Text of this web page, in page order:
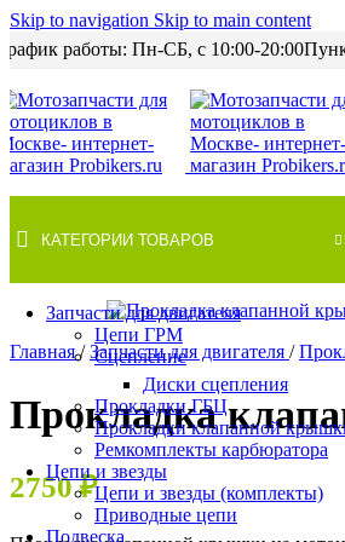
Skip to navigation Skip to main content
работы: Пн-CБ, с 10:00-20:00
КАТЕГОРИИ ТОВАРОВ
Запчасти для двигателя
Цепи ГРМ
Сцепление
Диски сцепления
Прокладки ГБЦ
Прокладки клапанной
Ремкомплекты карбюратора
Цепи и звезды
Цепи и звезды (комплекты)
Приводные цепи
Подвеска
Главная/ Запчасти для двигателя /
Прокладка
2750₽